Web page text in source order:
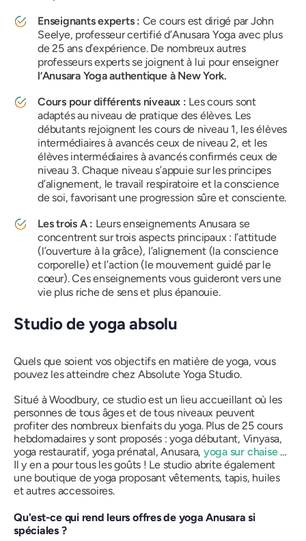
Enseignants experts : Ce cours est dirigé par John
Seelye, professeur certifié d’Anusara Yoga avec plus
de 25 ans d’expérience. De nombreux autres
professeurs experts se joignent à lui pour enseigner
l’Anusara Yoga authentique à New York.
Cours pour différents niveaux : Les cours sont
adaptés au niveau de pratique des élèves. Les
débutants rejoignent les cours de niveau 1, les élèves
intermédiaires à avancés ceux de niveau 2, et les
élèves intermédiaires à avancés confirmés ceux de
niveau 3. Chaque niveau s’appuie sur les principes
d’alignement, le travail respiratoire et la conscience
de soi, favorisant une progression sûre et consciente.
Les trois A : Leurs enseignements Anusara se
concentrent sur trois aspects principaux : l’attitude
(l’ouverture à la grâce), l’alignement (la conscience
corporelle) et l’action (le mouvement guidé par le
cœur). Ces enseignements vous guideront vers une
vie plus riche de sens et plus épanouie.
Studio de yoga absolu
Quels que soient vos objectifs en matière de yoga, vous
pouvez les atteindre chez Absolute Yoga Studio.
Situé à Woodbury, ce studio est un lieu accueillant où les
personnes de tous âges et de tous niveaux peuvent
profiter des nombreux bienfaits du yoga. Plus de 25 cours
hebdomadaires y sont proposés : yoga débutant, Vinyasa,
yoga restauratif, yoga prénatal, Anusara, yoga sur chaise…
Il y en a pour tous les goûts ! Le studio abrite également
une boutique de yoga proposant vêtements, tapis, huiles
et autres accessoires.
Qu'est-ce qui rend leurs offres de yoga Anusara si
spéciales ?